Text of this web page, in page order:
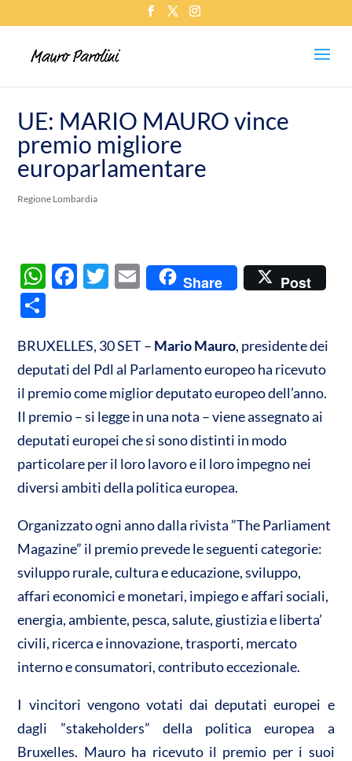
UE: MARIO MAURO vince
premio migliore
europarlamentare
Regione Lombardia
W
s
A
p
p
F
b
o
o
k
T
er
E
Share Post
n
di
vi
di
BRUXELLES, 30 SET – Mario Mauro, presidente dei
deputati del Pdl al Parlamento europeo ha ricevuto
il premio come miglior deputato europeo dell’anno.
Il premio – si legge in una nota – viene assegnato ai
deputati europei che si sono distinti in modo
particolare per il loro lavoro e il loro impegno nei
diversi ambiti della politica europea.
Organizzato ogni anno dalla rivista ”The Parliament
Magazine” il premio prevede le seguenti categorie:
sviluppo rurale, cultura e educazione, sviluppo,
affari economici e monetari, impiego e affari sociali,
energia, ambiente, pesca, salute, giustizia e liberta’
civili, ricerca e innovazione, trasporti, mercato
interno e consumatori, contributo eccezionale.
I vincitori vengono votati dai deputati europei e
dagli ”stakeholders” della politica europea a
Bruxelles. Mauro ha ricevuto il premio per i suoi